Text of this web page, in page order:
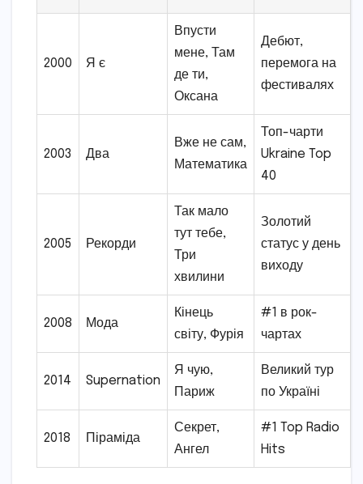
2000 Я є
Впусти
мене, Там
де ти,
Оксана
Дебют,
перемога на
фестивалях
2003 Два
Вже не сам,
Математика
Топ-чарти
Ukraine Top
40
2005 Рекорди
Так мало
тут тебе,
Три
хвилини
Золотий
статус у день
виходу
2008 Мода
Кінець
світу, Фурія
#1 в рок-
чартах
2014 Supernation
Я чую,
Париж
Великий тур
по Україні
2018 Піраміда
Секрет,
Ангел
#1 Top Radio
Hits